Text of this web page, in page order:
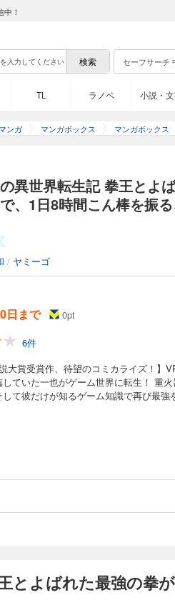
！
セーフサーチ
TL ラノベ 小説・
ンガ マンガボックス マンガボックス
異世界転生記 拳王とよ
、1日8時間こん棒を振
/ ヤミーゴ
日まで 0pt
6件
大賞受賞作、待望のコミカライズ！】
ていた一也がゲーム世界に転生！ 重
て彼だけが知るゲーム知識で再び最強
とよばれた最強の拳